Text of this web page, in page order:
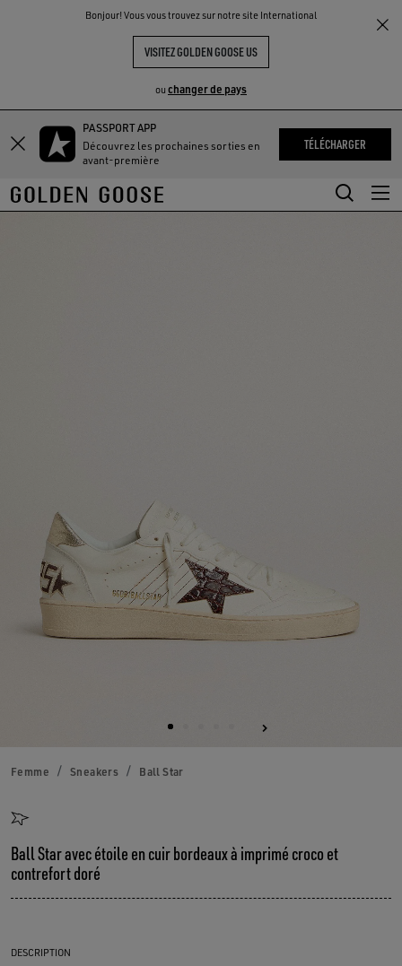
Bonjour! Vous vous trouvez sur notre site International
VISITEZ GOLDEN GOOSE US
ou changer de pays
Aller
au
principal
Aller
au
du
PASSPORT APP
Découvrez les prochaines sorties en
avant-première
TÉLÉCHARGER
THE
COMMUNITY
Femme Sneakers Ball Star
Ball Star avec étoile en cuir bordeaux à imprimé croco et
contrefort doré
DESCRIPTION